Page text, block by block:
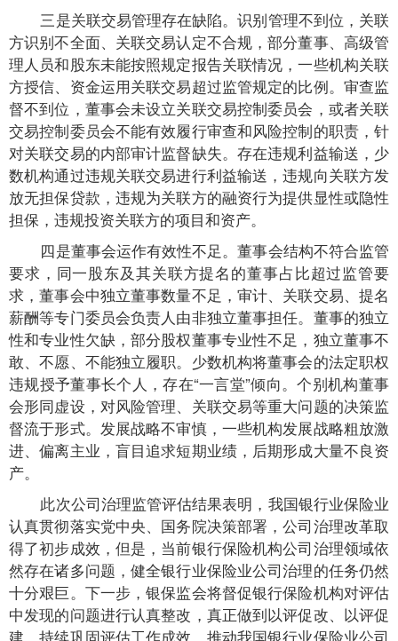
三是关联交易管理存在缺陷。识别管理不到位，关联
方识别不全面、关联交易认定不合规，部分董事、高级管
理人员和股东未能按照规定报告关联情况，一些机构关联
方授信、资金运用关联交易超过监管规定的比例。审查监
督不到位，董事会未设立关联交易控制委员会，或者关联
交易控制委员会不能有效履行审查和风险控制的职责，针
对关联交易的内部审计监督缺失。存在违规利益输送，少
数机构通过违规关联交易进行利益输送，违规向关联方发
放无担保贷款，违规为关联方的融资行为提供显性或隐性
担保，违规投资关联方的项目和资产。
四是董事会运作有效性不足。董事会结构不符合监管
要求，同一股东及其关联方提名的董事占比超过监管要
求，董事会中独立董事数量不足，审计、关联交易、提名
薪酬等专门委员会负责人由非独立董事担任。董事的独立
性和专业性欠缺，部分股权董事专业性不足，独立董事不
敢、不愿、不能独立履职。少数机构将董事会的法定职权
违规授予董事长个人，存在“一言堂”倾向。个别机构董事
会形同虚设，对风险管理、关联交易等重大问题的决策监
督流于形式。发展战略不审慎，一些机构发展战略粗放激
进、偏离主业，盲目追求短期业绩，后期形成大量不良资
产。
此次公司治理监管评估结果表明，我国银行业保险业
认真贯彻落实党中央、国务院决策部署，公司治理改革取
得了初步成效，但是，当前银行保险机构公司治理领域依
然存在诸多问题，健全银行业保险业公司治理的任务仍然
十分艰巨。下一步，银保监会将督促银行保险机构对评估
中发现的问题进行认真整改，真正做到以评促改、以评促
建，持续巩固评估工作成效，推动我国银行业保险业公司